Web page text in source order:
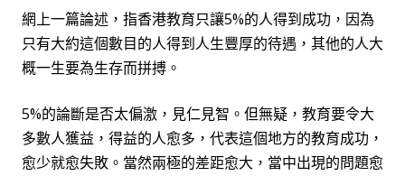
網上一篇論述，指香港教育只讓5%的人得到成功，因為
只有大約這個數目的人得到人生豐厚的待遇，其他的人大
概一生要為生存而拼搏。
5%的論斷是否太偏激，見仁見智。但無疑，教育要令大
多數人獲益，得益的人愈多，代表這個地方的教育成功，
愈少就愈失敗。當然兩極的差距愈大，當中出現的問題愈